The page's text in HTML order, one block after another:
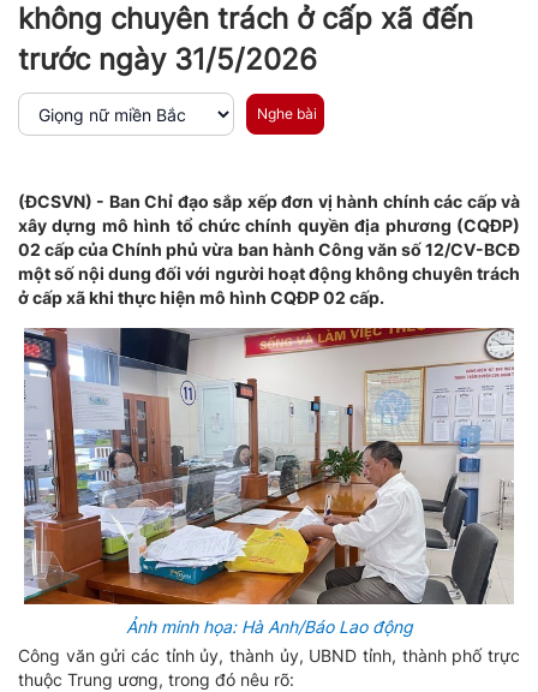
không chuyên trách ở cấp xã đến
trước ngày 31/5/2026
Nghe bài
(ĐCSVN) - Ban Chỉ đạo sắp xếp đơn vị hành chính các cấp và
xây dựng mô hình tổ chức chính quyền địa phương (CQĐP)
02 cấp của Chính phủ vừa ban hành Công văn số 12/CV-BCĐ
một số nội dung đối với người hoạt động không chuyên trách
ở cấp xã khi thực hiện mô hình CQĐP 02 cấp.
Ảnh minh họa: Hà Anh/Báo Lao động
Công văn gửi các tỉnh ủy, thành ủy, UBND tỉnh, thành phố trực
thuộc Trung ương, trong đó nêu rõ: